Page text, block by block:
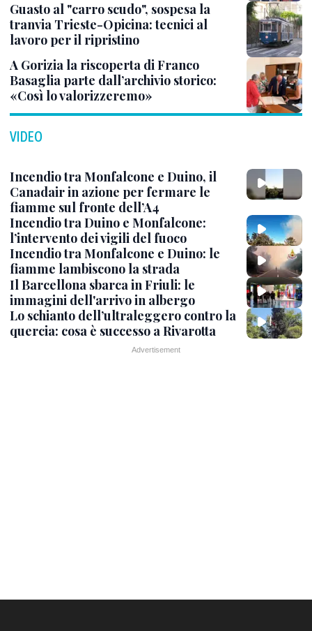
Guasto al "carro scudo", sospesa la
tranvia Trieste-Opicina: tecnici al
lavoro per il ripristino
A Gorizia la riscoperta di Franco
Basaglia parte dall’archivio storico:
«Così lo valorizzeremo»
VIDEO
Incendio tra Monfalcone e Duino, il
Canadair in azione per fermare le
fiamme sul fronte dell’A4
Incendio tra Duino e Monfalcone:
l’intervento dei vigili del fuoco
Incendio tra Monfalcone e Duino: le
fiamme lambiscono la strada
Il Barcellona sbarca in Friuli: le
immagini dell'arrivo in albergo
Lo schianto dell’ultraleggero contro la
quercia: cosa è successo a Rivarotta